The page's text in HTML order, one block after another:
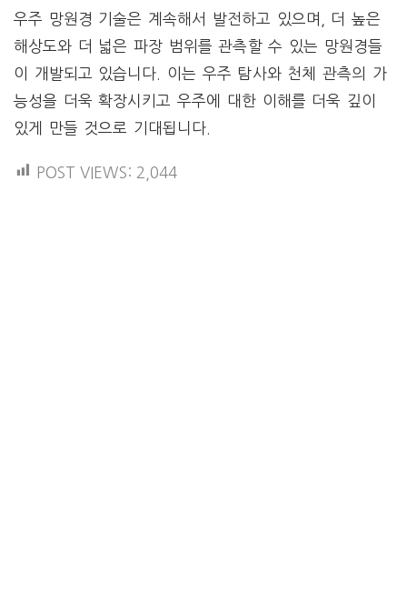
우주 망원경 기술은 계속해서 발전하고 있으며, 더 높은
해상도와 더 넓은 파장 범위를 관측할 수 있는 망원경들
이 개발되고 있습니다. 이는 우주 탐사와 천체 관측의 가
능성을 더욱 확장시키고 우주에 대한 이해를 더욱 깊이
있게 만들 것으로 기대됩니다.
POST VIEWS: 2,044